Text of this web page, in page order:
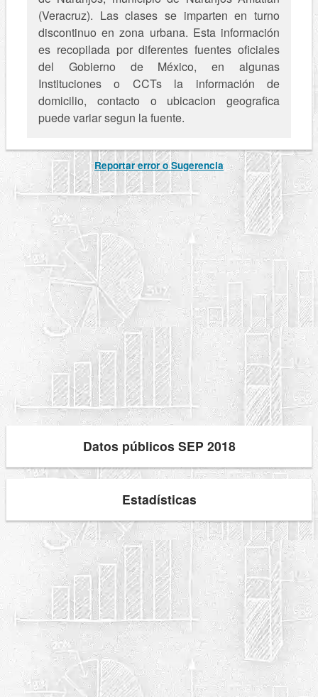
(Veracruz). Las clases se imparten en turno
discontinuo en zona urbana. Esta información
es recopilada por diferentes fuentes oficiales
del Gobierno de México, en algunas
Instituciones o CCTs la información de
domicilio, contacto o ubicacion geografica
puede variar segun la fuente.
Reportar error o Sugerencia
Datos públicos SEP 2018
Estadísticas